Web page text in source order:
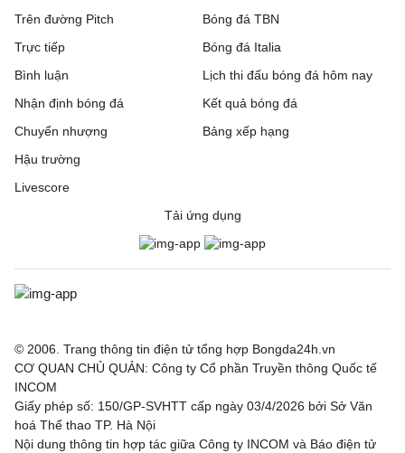
Trên đường Pitch
Trực tiếp
Bóng đá TBN
Bóng đá Italia
Bình luận
Nhận định bóng đá
Chuyển nhượng
Hậu trường
Livescore
Lịch thi đấu bóng đá hôm nay
Kết quả bóng đá
Bảng xếp hạng
Tải ứng dụng
© 2006. Trang thông tin điện tử tổng hợp Bongda24h.vn
CƠ QUAN CHỦ QUẢN: Công ty Cổ phần Truyền thông Quốc tế
INCOM
Giấy phép số: 150/GP-SVHTT cấp ngày 03/4/2026 bởi Sở Văn
hoá Thể thao TP. Hà Nội
Nội dung thông tin hợp tác giữa Công ty INCOM và Báo điện tử